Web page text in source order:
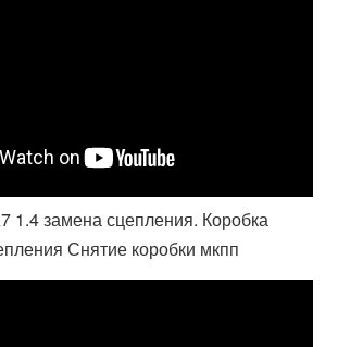
1.4 замена сцепления. Коробка
Снятие коробки мкпп